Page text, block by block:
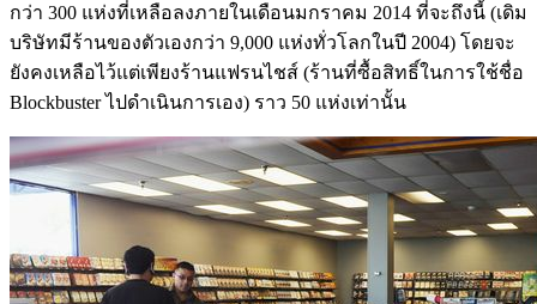
กว่า 300 แห่งที่เหลือลงภายในเดือนมกราคม 2014 ที่จะถึงนี้ (เดิม
บริษัทมีร้านของตัวเองกว่า 9,000 แห่งทั่วโลกในปี 2004) โดยจะ
ยังคงเหลือไว้แต่เพียงร้านแฟรนไชส์ (ร้านที่ซื้อสิทธิ์ในการใช้ชื่อ
Blockbuster ไปดำเนินการเอง) ราว 50 แห่งเท่านั้น